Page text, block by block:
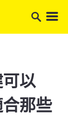
以
那些